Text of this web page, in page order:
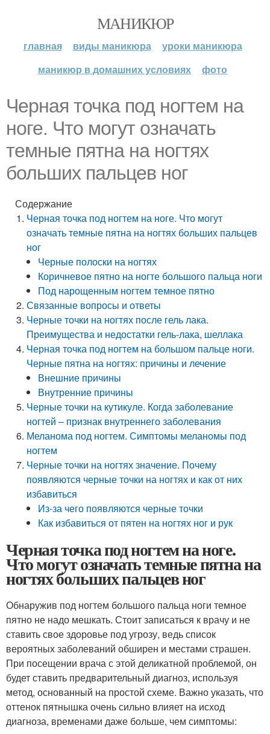
МАНИКЮР
главная виды маникюра
уроки маникюра
маникюр в домашних условиях
фото
Черная точка под ногтем на
ноге. Что могут означать
темные пятна на ногтях
больших пальцев ног
Содержание
Черная точка под ногтем на ноге. Что могут
означать темные пятна на ногтях больших пальцев
ног
Черные полоски на ногтях
Коричневое пятно на ногте большого пальца ноги
Под нарощенным ногтем темное пятно
Связанные вопросы и ответы
Черные точки на ногтях после гель лака.
Преимущества и недостатки гель-лака, шеллака
Черная точка под ногтем на большом пальце ноги.
Черные пятна на ногтях: причины и лечение
Внешние причины
Внутренние причины
Черные точки на кутикуле. Когда заболевание
ногтей – признак внутреннего заболевания
Меланома под ногтем. Симптомы меланомы под
ногтем
Черные точки на ногтях значение. Почему
появляются черные точки на ногтях и как от них
избавиться
Из-за чего появляются черные точки
Как избавиться от пятен на ногтях ног и рук
Черная точка под ногтем на ноге.
Что могут означать темные пятна на
ногтях больших пальцев ног
Обнаружив под ногтем большого пальца ноги темное
пятно не надо мешкать. Стоит записаться к врачу и не
ставить свое здоровье под угрозу, ведь список
вероятных заболеваний обширен и местами страшен.
При посещении врача с этой деликатной проблемой, он
будет ставить предварительный диагноз, используя
метод, основанный на простой схеме. Важно указать, что
оттенок пятнышка очень сильно влияет на исход
диагноза, временами даже больше, чем симптомы: